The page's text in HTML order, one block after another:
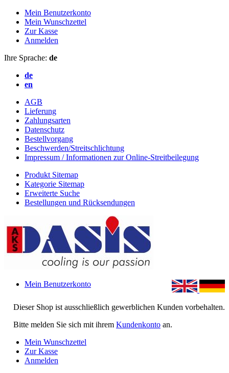
Mein Benutzerkonto
Mein Wunschzettel
Zur Kasse
Anmelden
Ihre Sprache: de
de
en
AGB
Lieferung
Zahlungsarten
Datenschutz
Bestellvorgang
Beschwerden/Streitschlichtung
Impressum / Informationen zur Online-Streitbeilegung
Produkt Sitemap
Kategorie Sitemap
Erweiterte Suche
Bestellungen und Rücksendungen
Dieser Shop ist ausschließlich gewerblichen Kunden vorbehalten.
Bitte melden Sie sich mit ihrem Kundenkonto an.
Mein Benutzerkonto
Mein Wunschzettel
Zur Kasse
Anmelden